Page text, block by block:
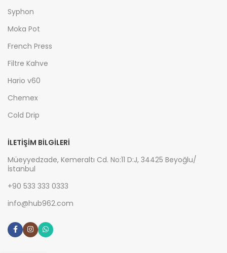
Syphon
Moka Pot
French Press
Filtre Kahve
Hario v60
Chemex
Cold Drip
İLETIŞIM BILGILERI
Müeyyedzade, Kemeraltı Cd. No:11 D:J, 34425 Beyoğlu/
İstanbul
+90 533 333 0333
info@hub962.com